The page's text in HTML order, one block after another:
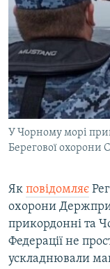
У Чорному морі
Берегової охорони
Як повідомляє
охорони
прикордонні та
Федерації не
ускладнювали